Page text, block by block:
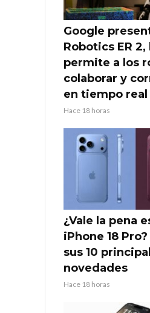
Google
Robotics ER 2,
permite a los
colaborar y
en tiempo real
Hace 18 horas
¿Vale la pena
iPhone 18
sus 10
novedades
Hace 18 horas